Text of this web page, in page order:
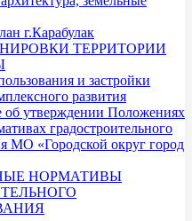
г.Карабулак
ТЕРРИТОРИИ
и застройки
развития
об утверждении Положениях
градостроительного
МО «Городской округ город
НОРМАТИВЫ